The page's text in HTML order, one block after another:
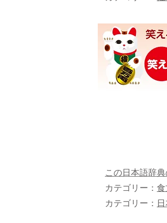
この日本語辞
カテゴリー：
カテゴリー：